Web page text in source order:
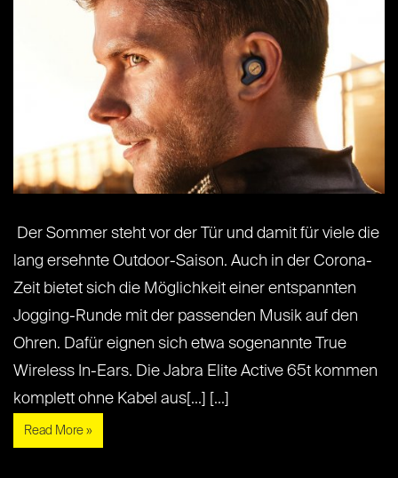
Der Sommer steht vor der Tür und damit für viele die
lang ersehnte Outdoor-Saison. Auch in der Corona-
Zeit bietet sich die Möglichkeit einer entspannten
Jogging-Runde mit der passenden Musik auf den
Ohren. Dafür eignen sich etwa sogenannte True
Wireless In-Ears. Die Jabra Elite Active 65t kommen
komplett ohne Kabel aus[...] [...]
Read More »